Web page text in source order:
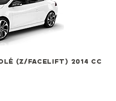
(Z/FACELIFT) 2014 CC